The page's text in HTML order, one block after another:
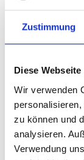
Zustimmung
Diese
Wir verwenden
zu können und
analysieren.
Verwendung
Mädchen
Sule Akarsu
Rosina Dittrich
+49 69